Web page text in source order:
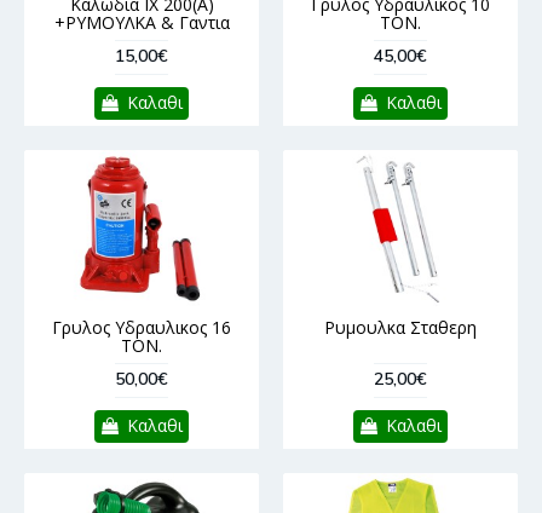
+ΡΥΜΟΥΛΚΑ & Γαντια
15,00€
Καλαθι
ΤΟΝ.
45,00€
Καλαθι
Γρυλος Υδραυλικος 16
ΤΟΝ.
50,00€
Καλαθι
Ρυμουλκα Σταθερη
25,00€
Καλαθι